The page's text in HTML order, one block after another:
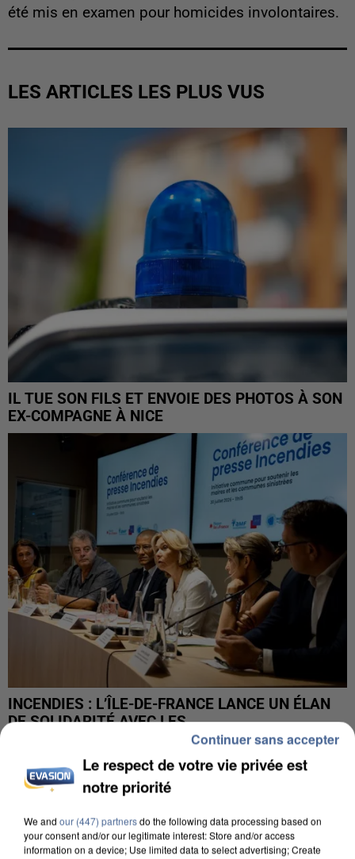
été mis en examen pour homicides involontaires.
LES ARTICLES LES PLUS VUS
IL TUE SON FILS ET ENVOIE DES PHOTOS À SON
EX-COMPAGNE À NICE
INCENDIES : L’ÎLE-DE-FRANCE LANCE UN ÉLAN
DE SOLIDARITÉ AVEC LES...
Le respect de votre vie privée est
notre priorité
We and our (447) partnersdo the following data processing based on
your consent and/or our legitimate interest: Store and/or access
information on a device; Use limited data to select advertising; Create
Continuer sans accepter